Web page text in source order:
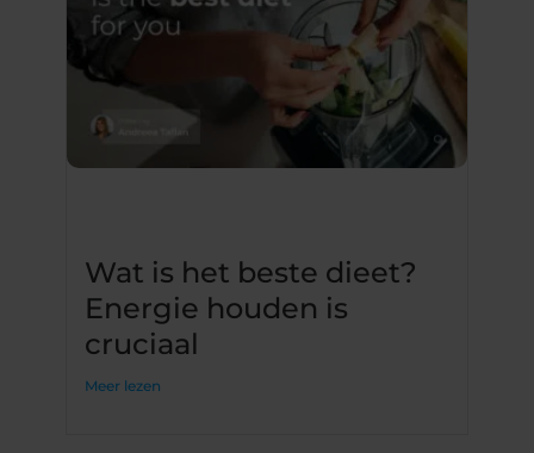
Wat is het beste dieet?
Energie houden is
cruciaal
Meer lezen